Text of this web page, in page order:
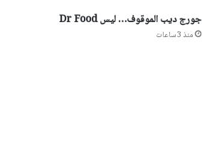
جورج ديب الموقوف… ليس Dr Food
منذ 3 ساعات